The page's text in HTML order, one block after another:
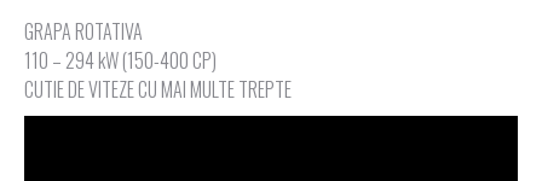
GRAPA ROTATIVA
110 – 294 kW (150-400 CP)
CUTIE DE VITEZE CU MAI MULTE TREPTE